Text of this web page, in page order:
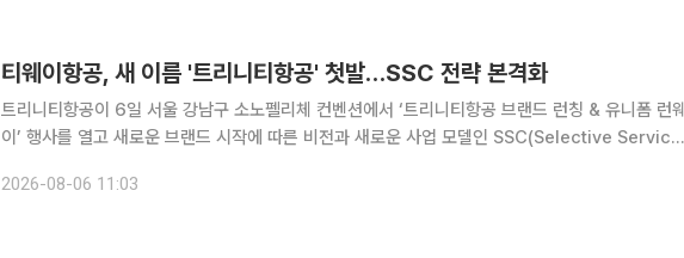
티웨이항공, 새 이름 '트리니티항공' 첫발…SSC 전략 본격화
트리니티항공이 6일 서울 강남구 소노펠리체 컨벤션에서 ‘트리니티항공 브랜드 런칭 & 유니폼 런웨
이’ 행사를 열고 새로운 브랜드 시작에 따른 비전과 새로운 사업 모델인 SSC(Selective Service
정체성과 향후 서비스혁신 방향을 대내외에 처
2026-08-06 11:03